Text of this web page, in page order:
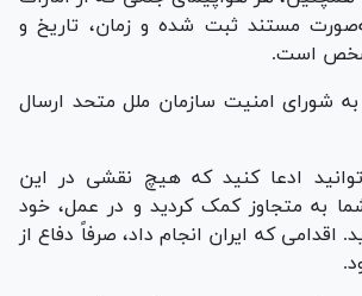
به‌صورت مستند ثبت شده و زمان، تاریخ و
است.
شورای امنیت سازمان ملل متحد ارسال
ادعا کنید که هیچ نقشی در این
به متجاوز کمک کردید و در عمل، خود
اقدامی که ایران انجام داد، صرفاً دفاع از